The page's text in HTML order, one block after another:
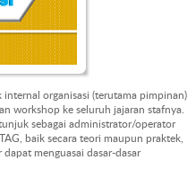
organisasi (terutama pimpinan)
workshop ke seluruh jajaran stafnya.
sebagai administrator/operator
baik secara teori maupun praktek,
menguasai dasar-dasar